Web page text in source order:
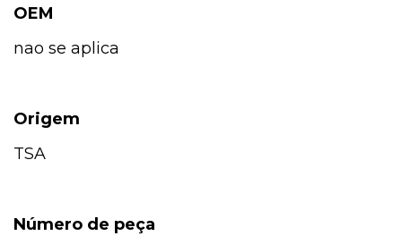
OEM
nao se aplica
Origem
TSA
Número de peça